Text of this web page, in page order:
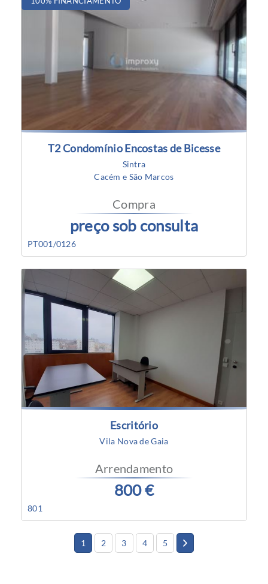
T2 Condomínio Encostas de Bicesse
Sintra
Cacém e São Marcos
Compra
preço sob consulta
PT001/0126
Escritório
Vila Nova de Gaia
Arrendamento
800 €
801
1 2 3 4 5